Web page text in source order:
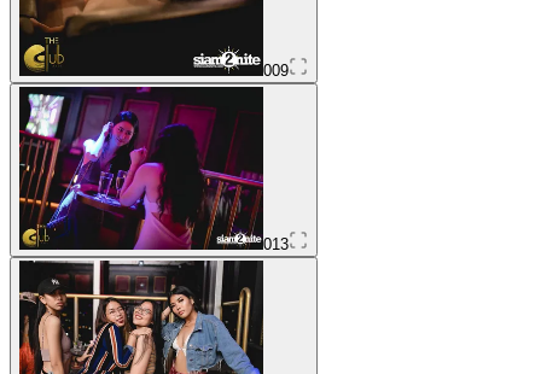
009
013